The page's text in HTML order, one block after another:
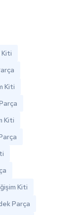
Kiti
Kiti
Kiti
Kiti
Parça